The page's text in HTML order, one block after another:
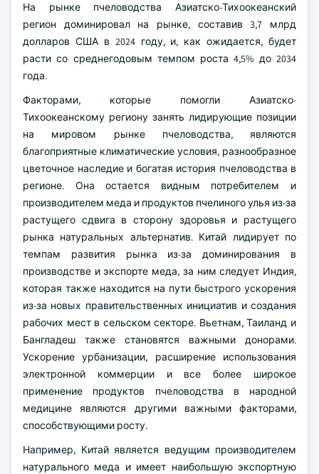
На рынке пчеловодства Азиатско-Тихоокеанский
регион доминировал на рынке, составив 3,7 млрд
долларов США в 2024 году, и, как ожидается, будет
расти со среднегодовым темпом роста 4,5% до 2034
года.
Факторами, которые помогли Азиатско-
Тихоокеанскому региону занять лидирующие позиции
на мировом рынке пчеловодства, являются
благоприятные климатические условия, разнообразное
цветочное наследие и богатая история пчеловодства в
регионе. Она остается видным потребителем и
производителем меда и продуктов пчелиного улья из-за
растущего сдвига в сторону здоровья и растущего
рынка натуральных альтернатив. Китай лидирует по
темпам развития рынка из-за доминирования в
производстве и экспорте меда, за ним следует Индия,
которая также находится на пути быстрого ускорения
из-за новых правительственных инициатив и создания
рабочих мест в сельском секторе. Вьетнам, Таиланд и
Бангладеш также становятся важными донорами.
Ускорение урбанизации, расширение использования
электронной коммерции и все более широкое
применение продуктов пчеловодства в народной
медицине являются другими важными факторами,
способствующими росту.
Например, Китай является ведущим производителем
натурального меда и имеет наибольшую экспортную